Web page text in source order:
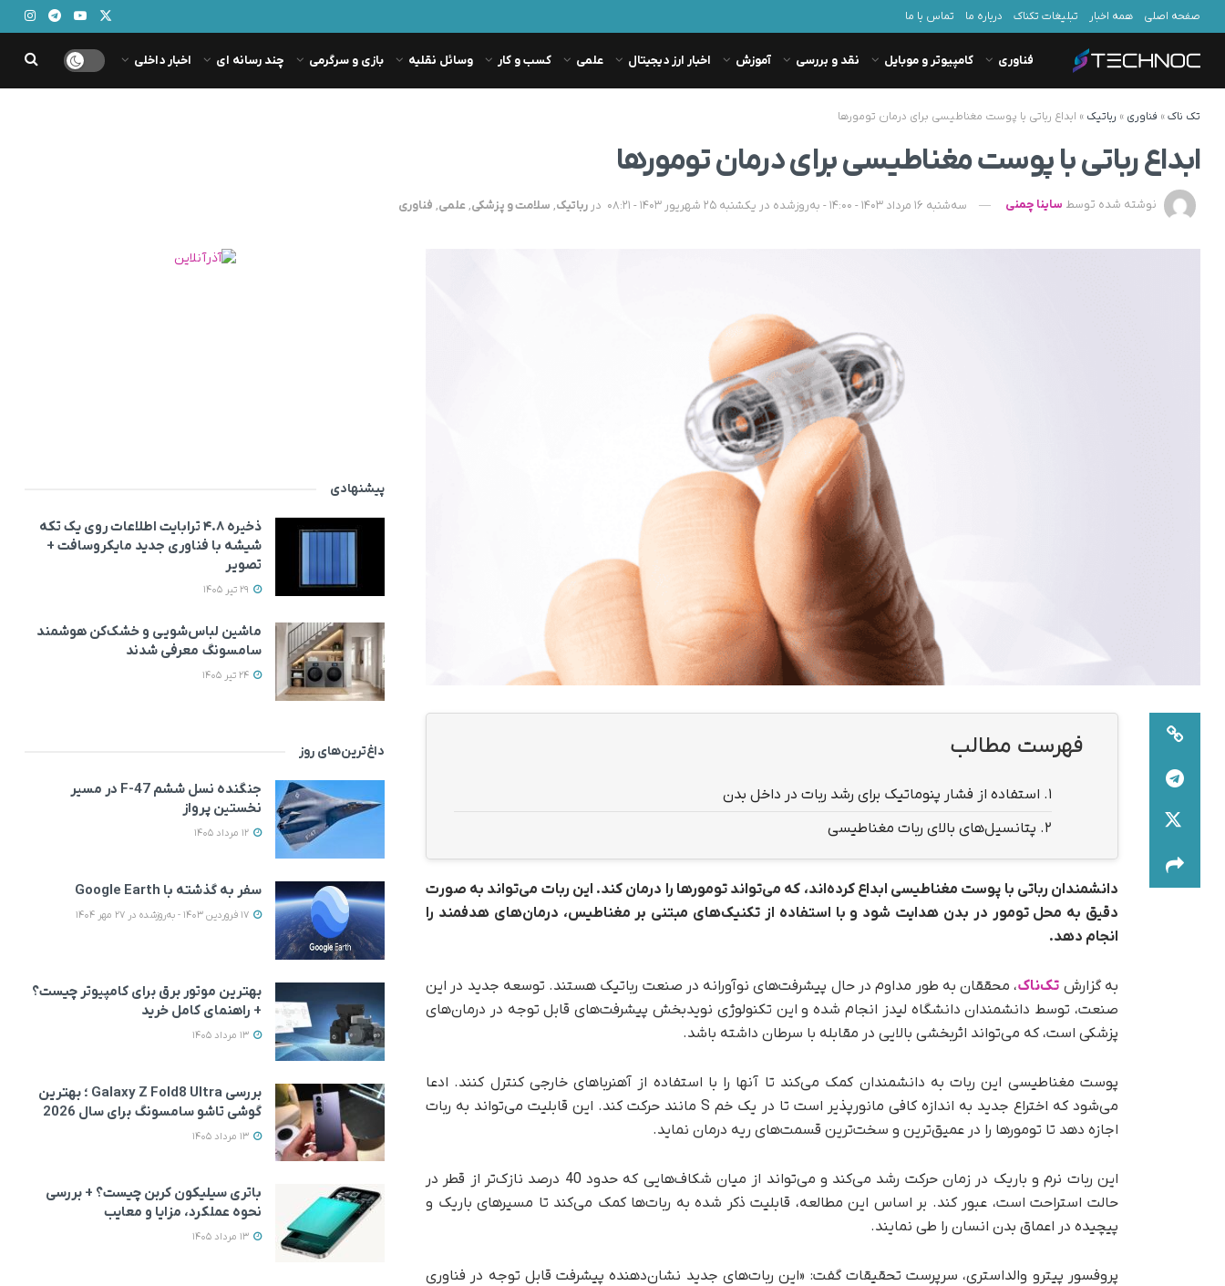
صفحه اصلی همه اخبار تبلیغات تکناک درباره ما تماس با ما
فناوری کامپیوتر و موبایل نقد و بررسی آموزش اخبار ارز دیجیتال علمی کسب و کار وسائل نقلیه بازی و سرگرمی چند رسانه ای اخبار داخلی
تک ناک» فناوری » رباتیک » ابداع رباتی با پوست مغناطیسی برای درمان تومورها
ابداع رباتی با پوست مغناطیسی برای درمان تومورها
نوشته شده توسط ساینا چمنی سه‌شنبه 16 مرداد 1403 - 14:00 - به‌روزشده در یکشنبه 25 شهریور 1403 - 08:21 در رباتیک, سلامت و پزشکی, علمی, فناوری
فهرست مطالب
1. استفاده از فشار پنوماتیک برای رشد ربات در داخل بدن
2. پتانسیل‌های بالای ربات مغناطیسی
دانشمندان رباتی با پوست مغناطیسی ابداع کرده‌اند، که می‌تواند تومورها را درمان کند. این ربات می‌تواند به صورت
دقیق به محل تومور در بدن هدایت شود و با استفاده از تکنیک‌های مبتنی بر مغناطیس، درمان‌های هدفمند را
انجام دهد.
به گزارش تک‌ناک، محققان به طور مداوم در حال پیشرفت‌های نوآورانه در صنعت رباتیک هستند. توسعه جدید در این
صنعت، توسط دانشمندان دانشگاه لیدز انجام شده و این تکنولوژی نویدبخش پیشرفت‌های قابل توجه در درمان‌های
پزشکی است، که می‌تواند اثربخشی بالایی در مقابله با سرطان داشته باشد.
پوست مغناطیسی این ربات به دانشمندان کمک می‌کند تا آنها را با استفاده از آهنرباهای خارجی کنترل کنند. ادعا
می‌شود که اختراع جدید به اندازه کافی مانورپذیر است تا در یک خم S مانند حرکت کند. این قابلیت می‌تواند به ربات
اجازه دهد تا تومورها را در عمیق‌ترین و سخت‌ترین قسمت‌های ریه درمان نماید.
این ربات نرم و باریک در زمان حرکت رشد می‌کند و می‌تواند از میان شکاف‌هایی که حدود 40 درصد نازک‌تر از قطر در
حالت استراحت است، عبور کند. بر اساس این مطالعه، قابلیت ذکر شده به ربات‌ها کمک می‌کند تا مسیرهای باریک و
پیچیده در اعماق بدن انسان را طی نمایند.
پروفسور پیترو والداستری، سرپرست تحقیقات گفت: «این ربات‌های جدید نشان‌دهنده پیشرفت قابل توجه در فناوری
پیشنهادی
ذخیره ۴.۸ ترابایت اطلاعات روی یک تکه
شیشه با فناوری جدید مایکروسافت +
تصویر
ماشین لباس‌شویی‌ و خشک‌کن هوشمند
سامسونگ معرفی شدند
داغ‌ترین‌های روز
جنگنده نسل ششم F-47 در مسیر
نخستین پرواز
سفر به گذشته با Google Earth
بهترین موتور برق برای کامپیوتر چیست؟
+ راهنمای کامل خرید
بررسی Galaxy Z Fold8 Ultra ؛ بهترین
گوشی تاشو سامسونگ برای سال 2026
باتری سیلیکون کربن چیست؟ + بررسی
نحوه عملکرد، مزایا و معایب